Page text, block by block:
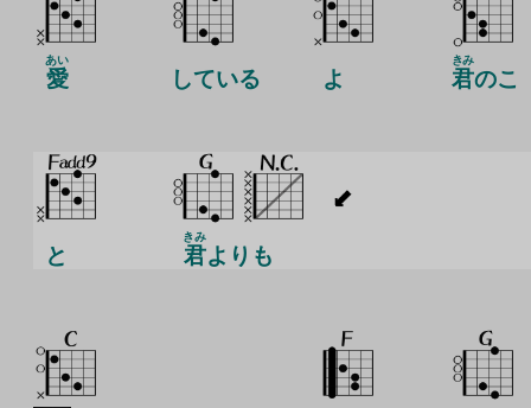
愛
あい
している よ 君
きみ
のこ
と 君
きみ
よりも